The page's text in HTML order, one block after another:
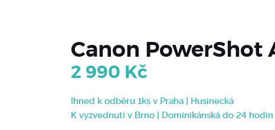
Canon PowerShot
2 990 Kč
Ihned k odběru 1ks v Praha | Husinecká
K vyzvednutí v Brno | Dominikánská do 24 hodin